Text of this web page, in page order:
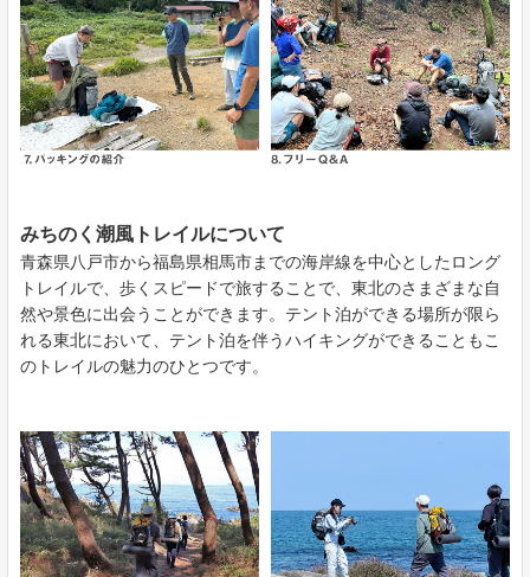
みちのく潮風トレイルについて
青森県八戸市から福島県相馬市までの海岸線を中心としたロング
トレイルで、歩くスピードで旅することで、東北のさまざまな自
然や景色に出会うことができます。テント泊ができる場所が限ら
れる東北において、テント泊を伴うハイキングができることもこ
のトレイルの魅力のひとつです。